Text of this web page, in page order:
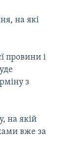
на які
провини і
з
на якій
вже за